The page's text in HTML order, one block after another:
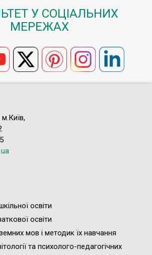
У СОЦІАЛЬНИХ
МЕРЕЖАХ
освіти
освіти
мов і методик їх навчання
та психолого-педагогічних